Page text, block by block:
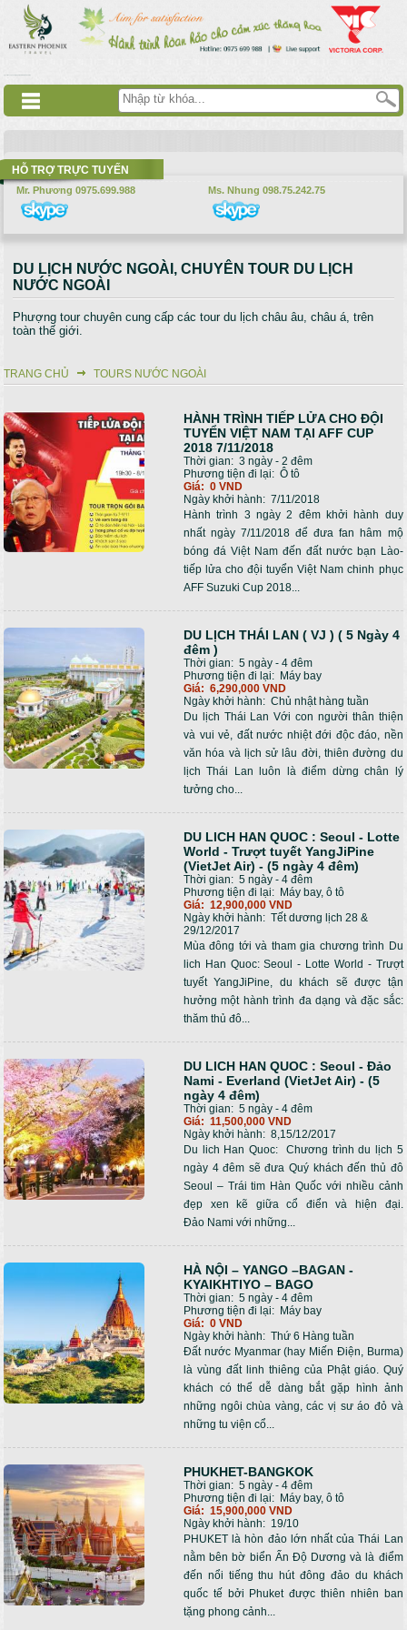
Nhảy đến nội dung
HỖ TRỢ TRỰC TUYẾN
Mr. Phương 0975.699.988 Ms. Nhung 098.75.242.75
DU LỊCH NƯỚC NGOÀI, CHUYÊN TOUR DU LỊCH
NƯỚC NGOÀI
Phượng tour chuyên cung cấp các tour du lịch châu âu, châu á, trên
toàn thế giới.
Bạn đang ở đây
TRANG CHỦ TOURS NƯỚC NGOÀI
HÀNH TRÌNH TIẾP LỬA CHO ĐỘI
TUYỂN VIỆT NAM TẠI AFF CUP
2018 7/11/2018
Thời gian: 3 ngày - 2 đêm
Phương tiện đi lại: Ô tô
Giá: 0 VND
Ngày khởi hành: 7/11/2018
Hành trình 3 ngày 2 đêm khởi hành duy
nhất ngày 7/11/2018 để đưa fan hâm mộ
bóng đá Việt Nam đến đất nước bạn Lào-
tiếp lửa cho đội tuyển Việt Nam chinh phục
AFF Suzuki Cup 2018...
DU LỊCH THÁI LAN ( VJ ) ( 5 Ngày 4
đêm )
Thời gian: 5 ngày - 4 đêm
Phương tiện đi lại: Máy bay
Giá: 6,290,000 VND
Ngày khởi hành: Chủ nhật hàng tuần
Du lịch Thái Lan Với con người thân thiện
và vui vẻ, đất nước nhiệt đới độc đáo, nền
văn hóa và lịch sử lâu đời, thiên đường du
lịch Thái Lan luôn là điểm dừng chân lý
tưởng cho...
DU LICH HAN QUOC : Seoul - Lotte
World - Trượt tuyết YangJiPine
(VietJet Air) - (5 ngày 4 đêm)
Thời gian: 5 ngày - 4 đêm
Phương tiện đi lại: Máy bay, ô tô
Giá: 12,900,000 VND
Ngày khởi hành: Tết dương lịch 28 &
29/12/2017
Mùa đông tới và tham gia chương trình Du
lich Han Quoc: Seoul - Lotte World - Trượt
tuyết YangJiPine, du khách sẽ được tận
hưởng một hành trình đa dạng và đặc sắc:
thăm thủ đô...
DU LICH HAN QUOC : Seoul - Đảo
Nami - Everland (VietJet Air) - (5
ngày 4 đêm)
Thời gian: 5 ngày - 4 đêm
Giá: 11,500,000 VND
Ngày khởi hành: 8,15/12/2017
Du lich Han Quoc: Chương trình du lịch 5
ngày 4 đêm sẽ đưa Quý khách đến thủ đô
Seoul – Trái tim Hàn Quốc với nhiều cảnh
đẹp xen kẽ giữa cổ điển và hiện đại.
Đảo Nami với những...
HÀ NỘI – YANGO –BAGAN -
KYAIKHTIYO – BAGO
Thời gian: 5 ngày - 4 đêm
Phương tiện đi lại: Máy bay
Giá: 0 VND
Ngày khởi hành: Thứ 6 Hàng tuần
Đất nước Myanmar (hay Miến Điện, Burma)
là vùng đất linh thiêng của Phật giáo. Quý
khách có thể dễ dàng bắt gặp hình ảnh
những ngôi chùa vàng, các vị sư áo đỏ và
những tu viện cổ...
PHUKHET-BANGKOK
Thời gian: 5 ngày - 4 đêm
Phương tiện đi lại: Máy bay, ô tô
Giá: 15,900,000 VND
Ngày khởi hành: 19/10
PHUKET là hòn đảo lớn nhất của Thái Lan
nằm bên bờ biển Ấn Độ Dương và là điểm
đến nổi tiếng thu hút đông đảo du khách
quốc tế bởi Phuket được thiên nhiên ban
tặng phong cảnh...
Trang